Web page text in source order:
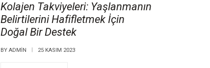
Kolajen Takviyeleri: Yaşlanmanın
Belirtilerini Hafifletmek İçin
Doğal Bir Destek
BY ADMIN 25 KASIM 2023